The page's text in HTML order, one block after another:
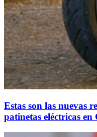
Estas son las nuevas
patinetas eléctricas